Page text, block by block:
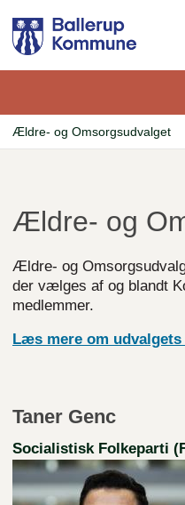
hovedindhold
Primær
navigation
Ældre- og Omsorgsudvalget
Ældre- og
Ældre- og
der vælges af og blandt
medlemmer.
Læs mere om udvalgets
Taner Genc
Socialistisk Folkeparti